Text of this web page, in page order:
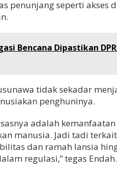
penunjang seperti akses
Bencana Dipastikan
tidak sekadar
penghuninya.
adalah
manusia. Jadi tadi
dan ramah lansia
regulasi,” tegas Endah.